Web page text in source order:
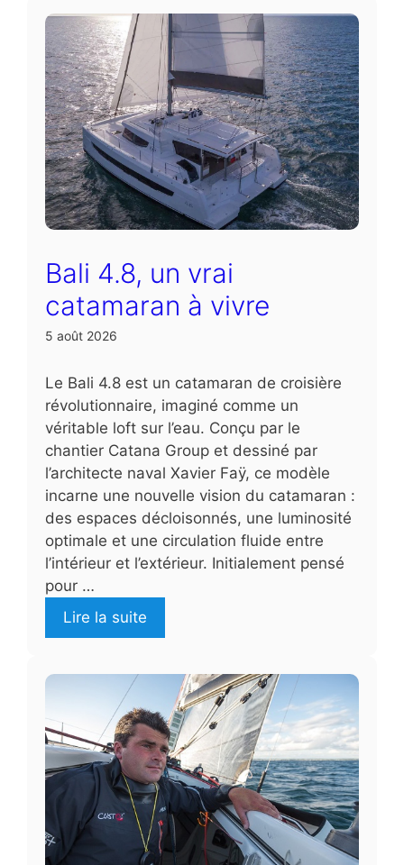
Bali 4.8, un vrai
catamaran à vivre
5 août 2026
Le Bali 4.8 est un catamaran de croisière
révolutionnaire, imaginé comme un
véritable loft sur l’eau. Conçu par le
chantier Catana Group et dessiné par
l’architecte naval Xavier Faÿ, ce modèle
incarne une nouvelle vision du catamaran :
des espaces décloisonnés, une luminosité
optimale et une circulation fluide entre
l’intérieur et l’extérieur. Initialement pensé
pour …
Lire la suite